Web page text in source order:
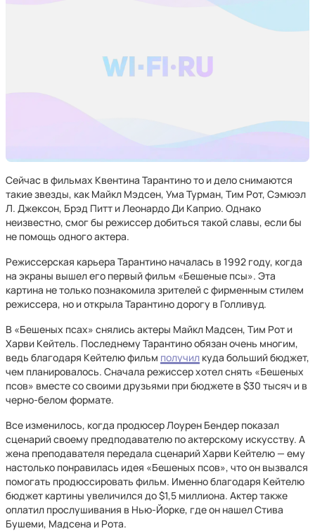
Сейчас в фильмах Квентина Тарантино то и дело снимаются
такие звезды, как Майкл Мэдсен, Ума Турман, Тим Рот, Сэмюэл
Л. Джексон, Брэд Питт и Леонардо Ди Каприо. Однако
неизвестно, смог бы режиссер добиться такой славы, если бы
не помощь одного актера.
Режиссерская карьера Тарантино началась в 1992 году, когда
на экраны вышел его первый фильм «Бешеные псы». Эта
картина не только познакомила зрителей с фирменным стилем
режиссера, но и открыла Тарантино дорогу в Голливуд.
В «Бешеных псах» снялись актеры Майкл Мадсен, Тим Рот и
Харви Кейтель. Последнему Тарантино обязан очень многим,
ведь благодаря Кейтелю фильм получил куда больший бюджет,
чем планировалось. Сначала режиссер хотел снять «Бешеных
псов» вместе со своими друзьями при бюджете в $30 тысяч и в
черно-белом формате.
Все изменилось, когда продюсер Лоурен Бендер показал
сценарий своему предподавателю по актерскому искусству. А
жена преподавателя передала сценарий Харви Кейтелю — ему
настолько понравилась идея «Бешеных псов», что он вызвался
помогать продюссировать фильм. Именно благодаря Кейтелю
бюджет картины увеличился до $1,5 миллиона. Актер также
оплатил прослушивания в Нью-Йорке, где он нашел Стива
Бушеми, Мадсена и Рота.